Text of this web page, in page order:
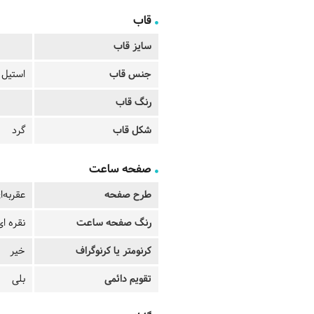
قاب
سایز قاب
جنس قاب
استیل
رنگ قاب
شکل قاب
گرد
صفحه ساعت
طرح صفحه
رنگ صفحه ساعت
نقره
کرنومتر یا کرنوگراف
خیر
تقویم دائمی
بلی